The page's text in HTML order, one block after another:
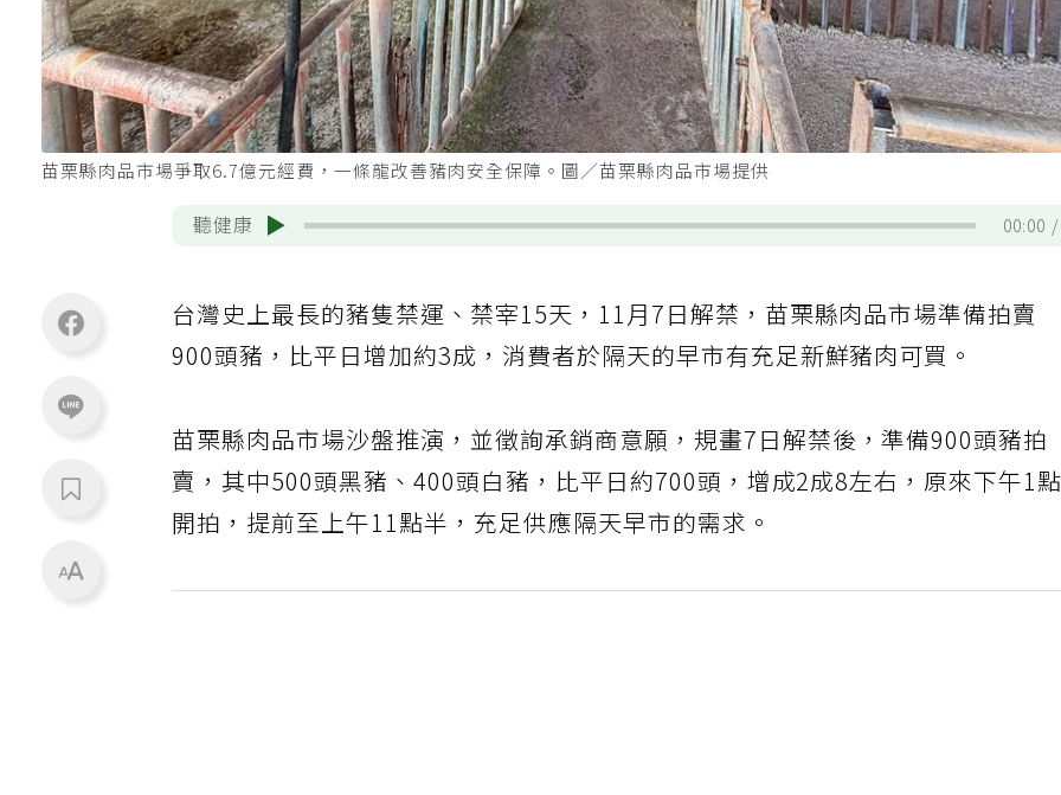
苗栗縣肉品市場爭取6.7億元經費，一條龍改善豬肉安全保障。圖／苗栗縣肉品市場提供
聽健康 00:00
台灣史上最長的豬隻禁運、禁宰15天，11月7日解禁，苗栗縣肉品市場準備拍賣
900頭豬，比平日增加約3成，消費者於隔天的早市有充足新鮮豬肉可買。
苗栗縣肉品市場沙盤推演，並徵詢承銷商意願，規畫7日解禁後，準備900頭豬拍
賣，其中500頭黑豬、400頭白豬，比平日約700頭，增成2成8左右，原來下午1
開拍，提前至上午11點半，充足供應隔天早市的需求。